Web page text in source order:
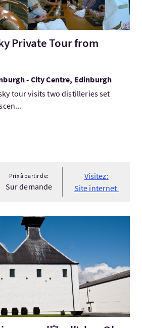
Private Tour from
- City Centre, Edinburgh
tour visits two distilleries set
Prix à partir de:
Sur demande
Visitez:
Site internet
jours sur l'île d'Islay, Oban et le whis...